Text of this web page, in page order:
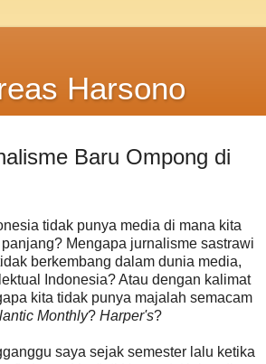
Harsono
Baru Ompong di
tidak punya media di mana kita
Mengapa jurnalisme sastrawi
berkembang dalam dunia media,
Indonesia? Atau dengan kalimat
kita tidak punya majalah semacam
Monthly? Harper's?
saya sejak semester lalu ketika